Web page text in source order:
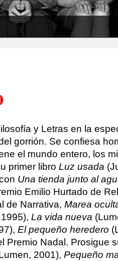
y Letras en la
gorrión. Se confiesa
el mundo entero, los
primer libro Luz usada
Una tienda junto al
Emilio Hurtado de
de Narrativa, Marea
La vida nueva
El pequeño heredero
Premio Nadal. Prosigue
2001), Pequeño